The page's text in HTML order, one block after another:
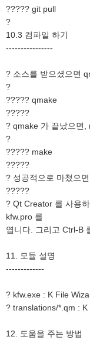
????? git pull
?
10.3 컴파일 하기
----------------
? 소스를 받으셨으면
?
????? qmake
?????
? qmake 가 끝났으면,
?
????? make
?????
? 성공적으로 마쳤으
?????
? Qt Creator 를 사용
kfw.pro 를
엽니다. 그리고 Ctrl-B
11. 모듈 설명
-------------
? kfw.exe : K File
? translations/*.qm : K
12. 도움을 주는 방법